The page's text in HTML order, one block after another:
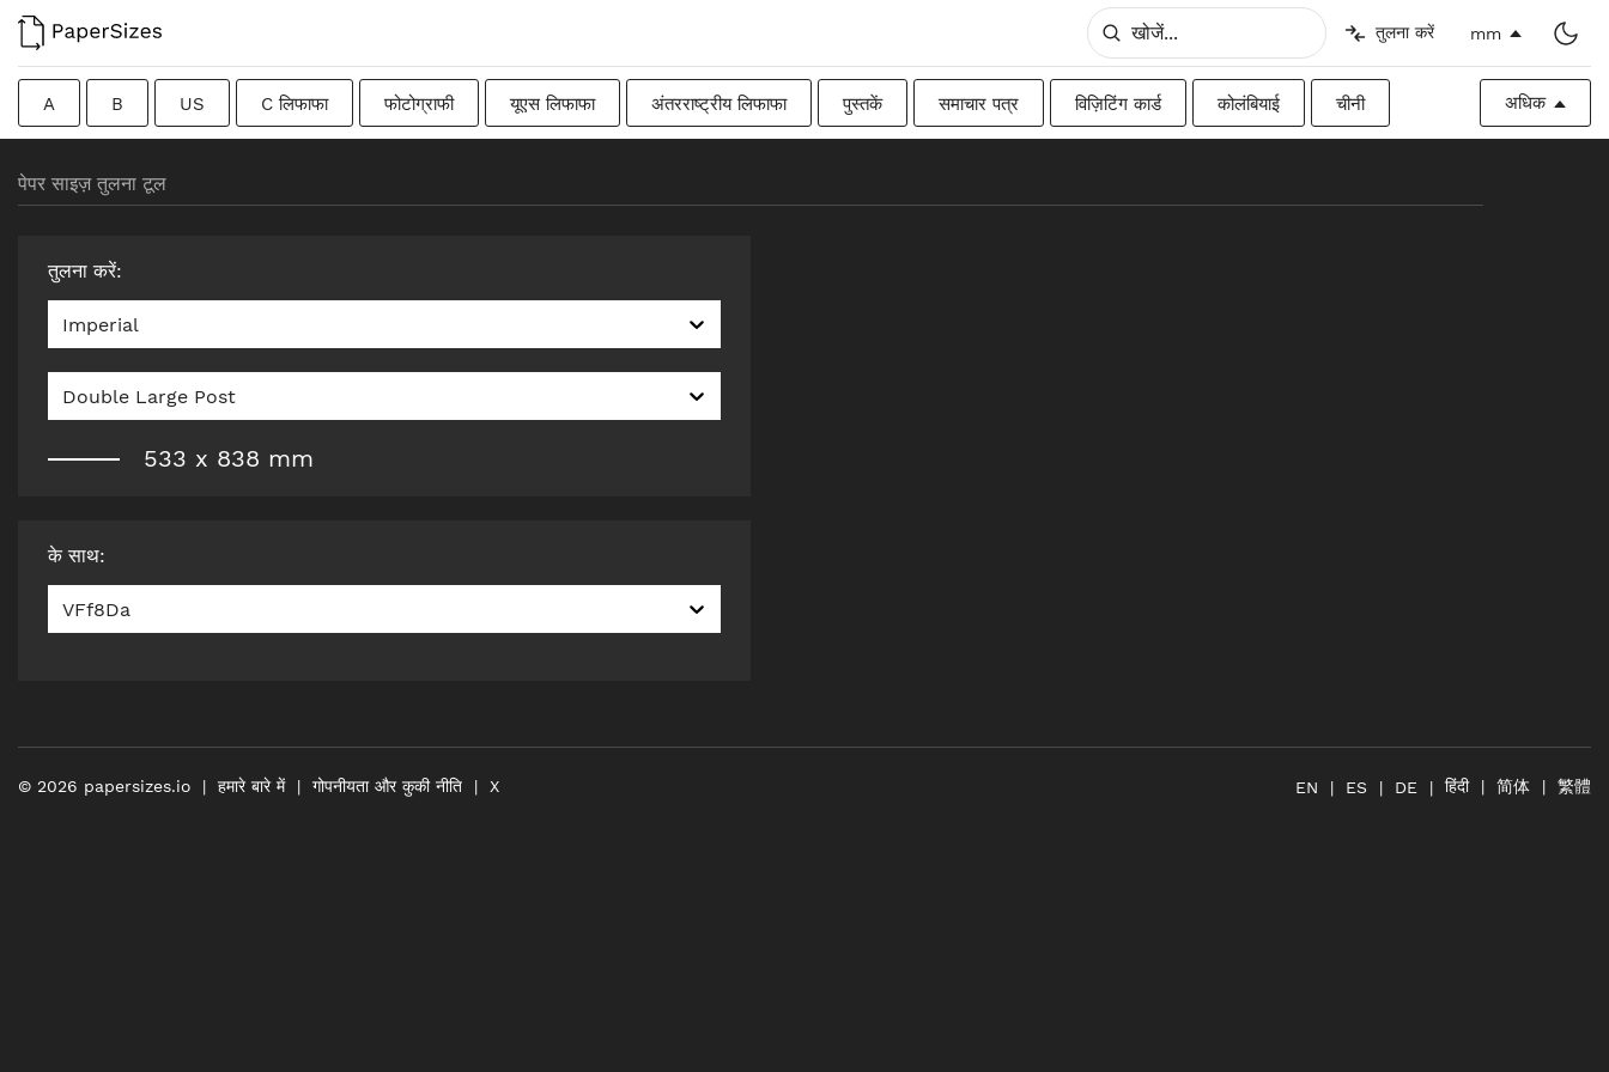
तुलना करें mm
A B US C लिफाफा फोटोग्राफी यूएस लिफाफा अंतरराष्ट्रीय लिफाफा पुस्तकें समाचार पत्र विज़िटिंग कार्ड कोलंबियाई चीनी अधिक
पेपर साइज़ तुलना टूल
तुलना करें:
Imperial
Double Large Post
533 x 838 mm
के साथ:
VFf8Da
© 2026 papersizes.io हमारे बारे में गोपनीयता और कुकी नीति X EN ES DE हिंदी 简体 繁體